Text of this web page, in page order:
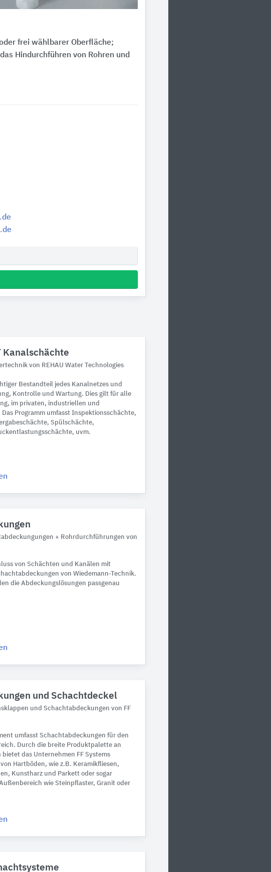
frei wählbarer Oberfläche;
Hindurchführen von Rohren und
Kanalschächte
von REHAU Water Technologies
Bestandteil jedes Kanalnetzes und
Kontrolle und Wartung. Dies gilt für alle
im privaten, industriellen und
Programm umfasst Inspektionsschächte,
Spülschächte,
uvm.
+ Rohrdurchführungen von
von Schächten und Kanälen mit
von Wiedemann-Technik.
die Abdeckungslösungen passgenau
und Schachtdeckel
und Schachtabdeckungen von FF
umfasst Schachtabdeckungen für den
Durch die breite Produktpalette an
das Unternehmen FF Systems
Hartböden, wie z.B. Keramikfliesen,
Kunstharz und Parkett oder sogar
wie Steinpflaster, Granit oder